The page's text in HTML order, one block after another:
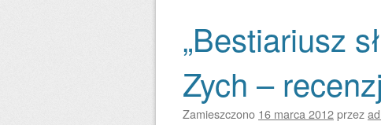
„Bestiariusz
Zych –
Zamieszczono 16 marca 2012przez